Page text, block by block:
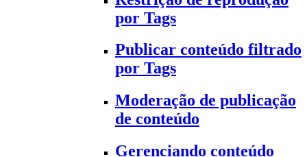
por Tags
Publicar conteúdo filtrado
por Tags
Moderação de publicação
de conteúdo
Gerenciando conteúdo